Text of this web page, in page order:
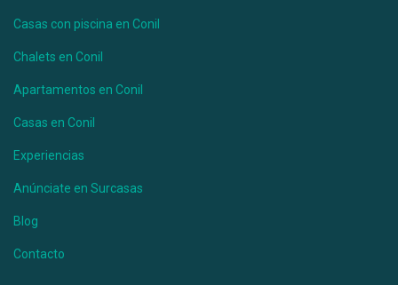
Desde 150 €
Casa Matías
Casas con piscina en Conil
Chalets en Conil
Apartamentos en Conil
Casas en Conil
Experiencias
Anúnciate en Surcasas
Blog
Contacto